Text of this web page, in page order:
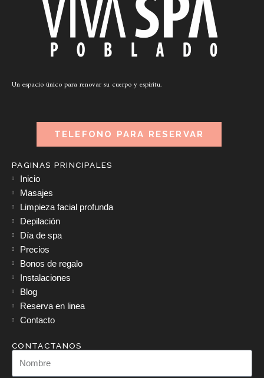
Un espacio único para renovar su cuerpo y espíritu.
TELEFONO PARA RESERVAR
PAGINAS PRINCIPALES
Inicio
Masajes
Limpieza facial profunda
Depilación
Día de spa
Precios
Bonos de regalo
Instalaciones
Blog
Reserva en linea
Contacto
CONTACTANOS